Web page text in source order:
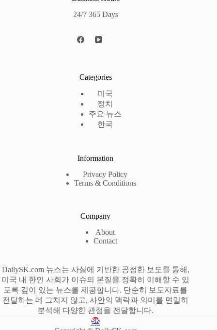
24/7 365 Days
Categories
미국
정치
주요 뉴스
한국
Information
Privacy Policy
Terms & Conditions
Company
About
Contact
DailySK.com 뉴스는 사실에 기반한 공정한 보도를 통해,
미국 내 한인 사회가 이슈의 본질을 정확히 이해할 수 있
도록 깊이 있는 뉴스를 제공합니다. 단순히 보도자료를
전달하는 데 그치지 않고, 사안의 맥락과 의미를 면밀히
분석해 다양한 관점을 전달합니다.